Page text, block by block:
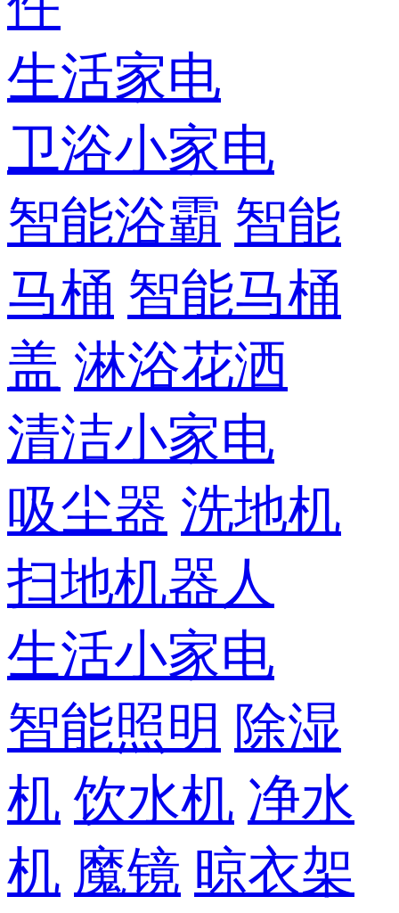
生活家电
卫浴小家电
智能浴霸 智能
马桶 智能马桶
盖 淋浴花洒
清洁小家电
吸尘器 洗地机
扫地机器人
生活小家电
智能照明 除湿
机 饮水机 净水
机 魔镜 晾衣架